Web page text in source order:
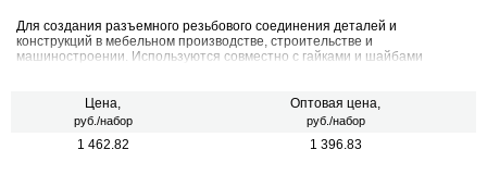
Для создания разъемного резьбового соединения деталей и
конструкций в мебельном производстве, строительстве и
машиностроении. Используются совместно с гайками и шайбами
Цена,
руб./набор
Оптовая цена,
руб./набор
1 462.82 1 396.83